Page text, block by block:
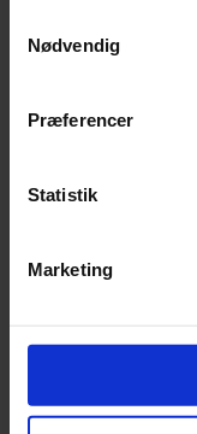
Nødvendig
Præferencer
Statistik
Marketing
Født i en velstående